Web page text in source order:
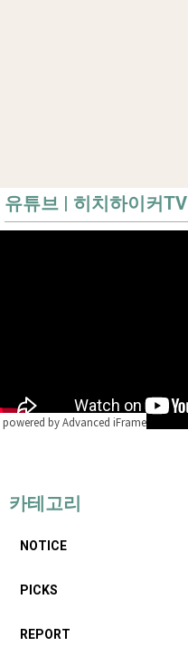
유튜브 | 히치하이커TV
powered by Advanced iFrame
카테고리
NOTICE
PICKS
REPORT